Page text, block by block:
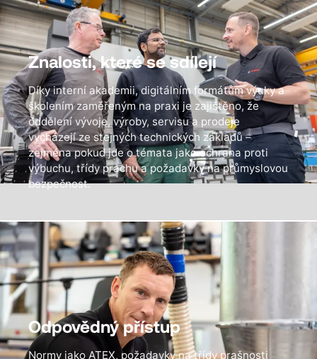
Znalosti, které se sdílejí
Díky interní akademii, digitálním formátům výuky a
školením zaměřeným na praxi je zajištěno, že
oddělení vývoje, výroby, servisu a prodeje
vycházejí ze stejných technických základů –
zejména pokud jde o témata jako ochrana proti
výbuchu, třídy prachu a požadavky na průmyslovou
bezpečnost.
Odpovědný přístup
Normy jako ATEX, požadavky na třídy prašnosti